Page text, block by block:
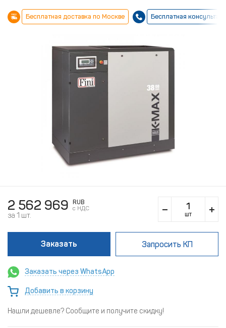
Бесплатная доставка по Москве Бесплатная
2 562 969
RUB
c НДС
за 1 шт. шт
Заказать Запросить КП
Заказать через WhatsApp
Добавить в корзину
Нашли дешевле? Сообщите и получите скидку!